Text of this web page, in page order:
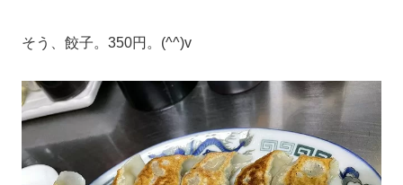
そう、餃子。350円。(^^)v